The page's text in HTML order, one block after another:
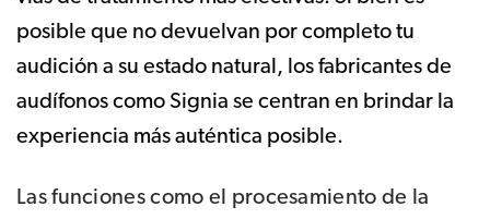
posible que no devuelvan por completo tu
audición a su estado natural, los fabricantes de
audífonos como Signia se centran en brindar la
experiencia más auténtica posible.
Las funciones como el procesamiento de la